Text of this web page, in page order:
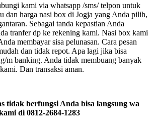
kami via whatsapp /sms/ telpon untuk
dan harga nasi box di Jogja yang Anda pilih,
Sebagai tanda kepastian Anda
tranfer dp ke rekening kami. Nasi box kami
membayar sisa pelunasan. Cara pesan
dan tidak repot. Apa lagi jika bisa
m banking. Anda tidak membuang banyak
Dan transaksi aman.
tidak berfungsi Anda bisa langsung wa
di 0812-2684-1283